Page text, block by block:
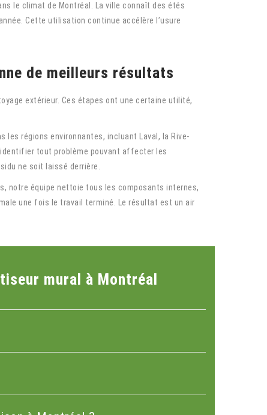
le climat de Montréal. La ville connaît des étés
Cette utilisation continue accélère l’usure
de meilleurs résultats
extérieur. Ces étapes ont une certaine utilité,
régions environnantes, incluant Laval, la Rive-
tout problème pouvant affecter les
ne soit laissé derrière.
notre équipe nettoie tous les composants internes,
une fois le travail terminé. Le résultat est un air
mural à Montréal